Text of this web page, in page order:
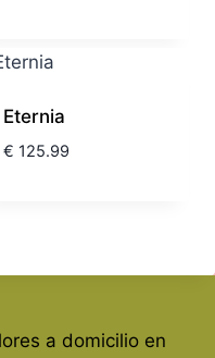
Eternia
€ 125.99
a domicilio en